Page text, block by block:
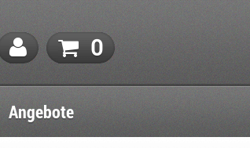
0
Angebote